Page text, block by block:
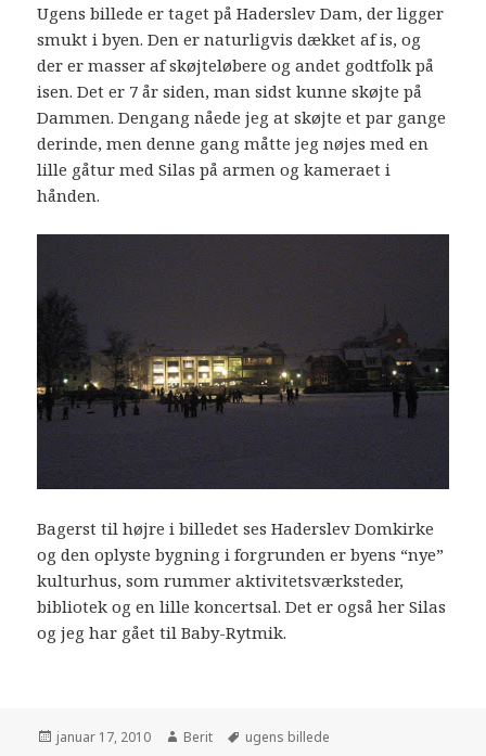
Ugens billede er taget på Haderslev Dam, der ligger
smukt i byen. Den er naturligvis dækket af is, og
der er masser af skøjteløbere og andet godtfolk på
isen. Det er 7 år siden, man sidst kunne skøjte på
Dammen. Dengang nåede jeg at skøjte et par gange
derinde, men denne gang måtte jeg nøjes med en
lille gåtur med Silas på armen og kameraet i
hånden.
Bagerst til højre i billedet ses Haderslev Domkirke
og den oplyste bygning i forgrunden er byens “nye”
kulturhus, som rummer aktivitetsværksteder,
bibliotek og en lille koncertsal. Det er også her Silas
og jeg har gået til Baby-Rytmik.
januar 17, 2010 Berit ugens billede